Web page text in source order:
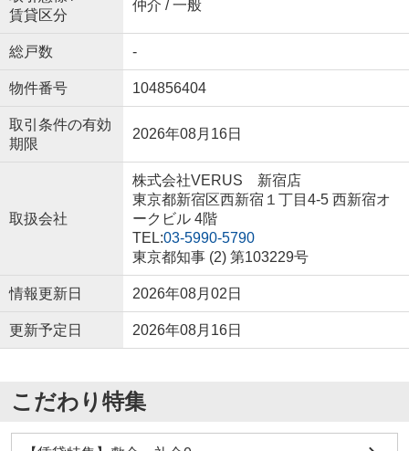
賃貸区分
仲介 / 一般
総戸数 -
物件番号 104856404
取引条件の有効
期限
2026年08月16日
取扱会社
株式会社VERUS 新宿店
東京都新宿区西新宿１丁目4-5 西新宿オ
ークビル 4階
TEL:03-5990-5790
東京都知事 (2) 第103229号
情報更新日 2026年08月02日
更新予定日 2026年08月16日
こだわり特集